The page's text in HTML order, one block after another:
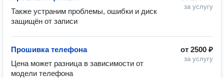
за услугу
Также устраним проблемы, ошибки и диск
защищён от записи
от 2500 ₽
за услугу
Прошивка телефона
Цена может разница в зависимости от
модели телефона